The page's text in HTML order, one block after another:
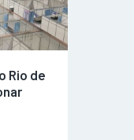
Rio de